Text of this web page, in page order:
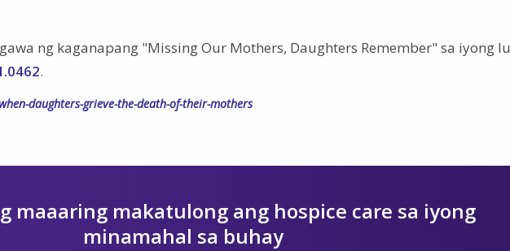
ng kaganapang "Missing Our Mothers, Daughters Remember" sa iyong
.
daughters-grieve-the-death-of-their-mothers
maaaring makatulong ang hospice care sa iyong
minamahal sa buhay